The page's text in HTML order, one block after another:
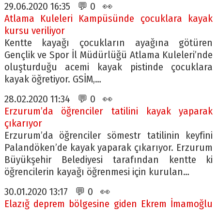
29.06.2020 16:35 💬 0 👀
Atlama Kuleleri Kampüsünde çocuklara kayak
kursu veriliyor
Kentte kayağı çocukların ayağına götüren
Gençlik ve Spor İl Müdürlüğü Atlama Kuleleri’nde
oluşturduğu acemi kayak pistinde çocuklara
kayak öğretiyor. GSİM,…
28.02.2020 11:34 💬 0 👀
Erzurum’da öğrenciler tatilini kayak yaparak
çıkarıyor
Erzurum’da öğrenciler sömestr tatilinin keyfini
Palandöken’de kayak yaparak çıkarıyor. Erzurum
Büyükşehir Belediyesi tarafından kentte ki
öğrencilerin kayağı öğrenmesi için kurulan…
30.01.2020 13:17 💬 0 👀
Elazığ deprem bölgesine giden Ekrem İmamoğlu